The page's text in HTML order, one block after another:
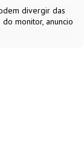
divergir das
monitor, anuncio